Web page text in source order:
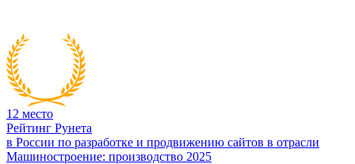
12 место
Рейтинг Рунета
в России по разработке и продвижению сайтов в отрасли
Машиностроение: производство 2025